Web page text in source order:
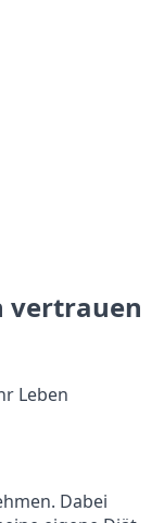
vertrauen
Leben
Dabei